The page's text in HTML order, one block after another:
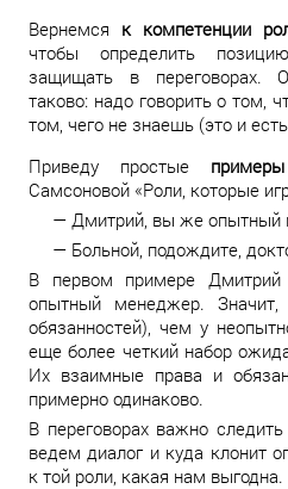
Вернемся к компетенции
чтобы определить
защищать в переговорах.
таково: надо говорить о том,
том, чего не знаешь (это и
Приведу простые примеры
Самсоновой «Роли, которые
— Дмитрий, вы же опытный
— Больной, подождите,
В первом примере
опытный менеджер.
обязанностей), чем у
еще более четкий набор
Их взаимные права и
примерно одинаково.
В переговорах важно
ведем диалог и куда клонит
к той роли, какая нам выгодна.